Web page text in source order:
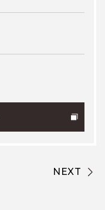
NEXT